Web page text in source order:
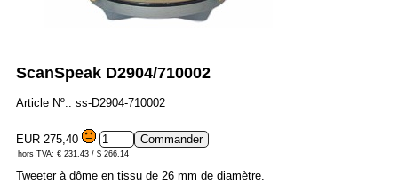
ScanSpeak D2904/710002
Article Nº.: ss-D2904-710002
EUR 275,40
hors TVA: € 231.43 / $ 266.14
Tweeter à dôme en tissu de 26 mm de diamètre.